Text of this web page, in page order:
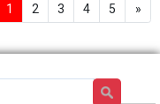
1 2 3 4 5 »